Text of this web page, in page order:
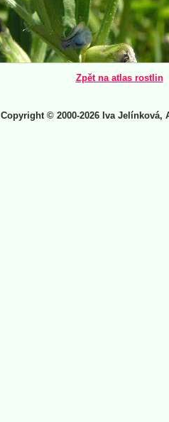
Zpět na atlas rostlin
Copyright © 2000-2026 Iva Jelínková,